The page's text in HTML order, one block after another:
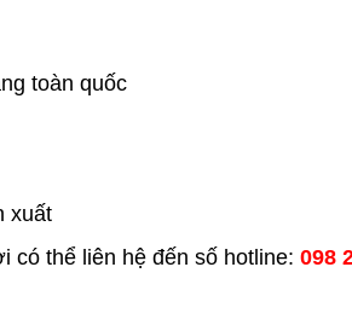
toàn quốc
xuất
có thể liên hệ đến số hotline: 098